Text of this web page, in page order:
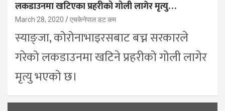
लकडाउनमा खटिएका प्रहरीको गोली लागेर मृत्यु…
March 28, 2020 एचकेनेपाल डट कम
स्याङ्जा, कोरोनाभाइरसबाट बच्न सरकारले
गरेको लकडाउनमा खटिने प्रहरीको गोली लागेर
मृत्यु भएको छ।